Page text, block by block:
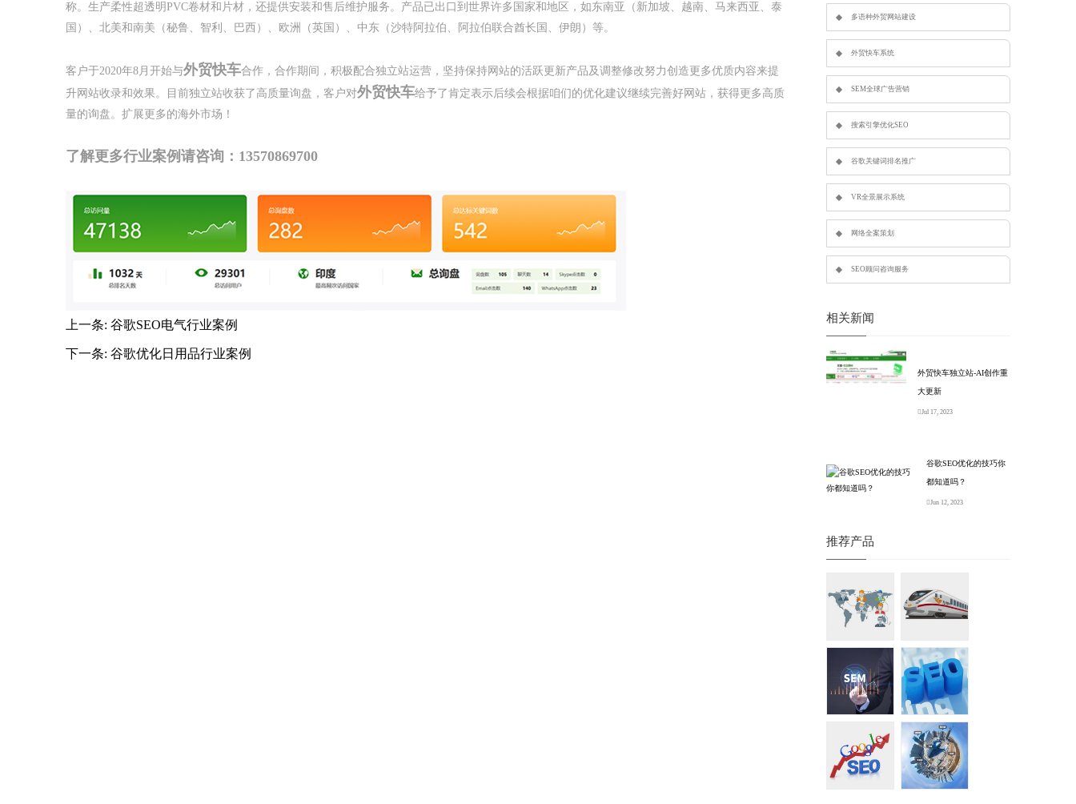
称。生产柔性超透明PVC卷材和片材，还提供安装和售后维护服务。产品已出口到世界许多国家和地区，如东南亚（新加坡、越南、马来西亚、泰
国）、北美和南美（秘鲁、智利、巴西）、欧洲（英国）、中东（沙特阿拉伯、阿拉伯联合酋长国、伊朗）等。
客户于2020年8月开始与外贸快车合作，合作期间，积极配合独立站运营，坚持保持网站的活跃更新产品及调整修改努力创造更多优质内容来提
升网站收录和效果。目前独立站收获了高质量询盘，客户对外贸快车给予了肯定表示后续会根据咱们的优化建议继续完善好网站，获得更多高质
量的询盘。扩展更多的海外市场！
了解更多行业案例请咨询：13570869700
上一条:谷歌SEO电气行业案例
下一条:谷歌优化日用品行业案例
多语种外贸网站建设
外贸快车系统
SEM全球广告营销
搜索引擎优化SEO
谷歌关键词排名推广
VR全景展示系统
网络全案策划
SEO顾问咨询服务
相关新闻
外贸快车独立站-AI创作重
大更新
Jul 17, 2023
谷歌SEO优化的技巧你
都知道吗？
Jun 12, 2023
推荐产品